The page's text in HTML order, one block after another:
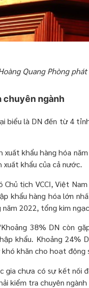
Quang Phòng
chuyên ngành
biểu là DN đến từ 4
khẩu hàng hóa
khẩu của cả nước.
Chủ tịch VCCI, Việt
khẩu hàng hóa lớn
2022, tổng kim
38% DN còn
khẩu. Khoảng 24%
khăn cho hoạt động
chưa có sự kết nối
kiểm tra chuyên